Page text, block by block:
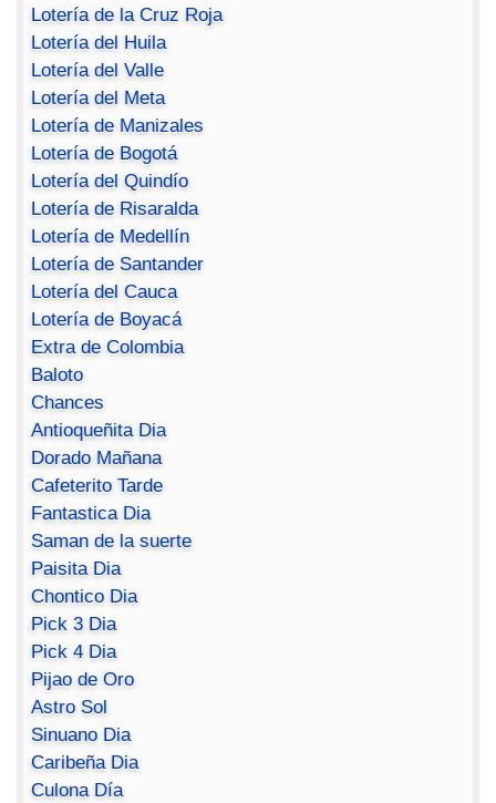
Lotería de la Cruz Roja
Lotería del Huila
Lotería del Valle
Lotería del Meta
Lotería de Manizales
Lotería de Bogotá
Lotería del Quindío
Lotería de Risaralda
Lotería de Medellín
Lotería de Santander
Lotería del Cauca
Lotería de Boyacá
Extra de Colombia
Baloto
Chances
Antioqueñita Dia
Dorado Mañana
Cafeterito Tarde
Fantastica Dia
Saman de la suerte
Paisita Dia
Chontico Dia
Pick 3 Dia
Pick 4 Dia
Pijao de Oro
Astro Sol
Sinuano Dia
Caribeña Dia
Culona Día